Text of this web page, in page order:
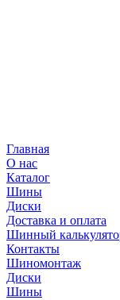
Главная
О нас
Каталог
Шины
Диски
Доставка и оплата
Шинный
Контакты
Шиномонтаж
Диски
Шины